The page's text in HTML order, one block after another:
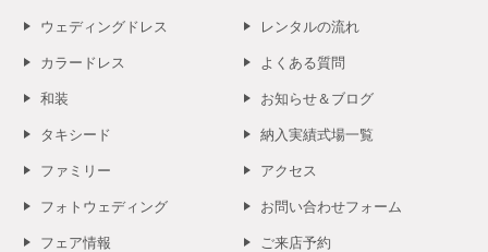
ウェディングドレス
カラードレス
和装
タキシード
ファミリー
フォトウェディング
フェア情報
レンタルの流れ
よくある質問
お知らせ＆ブログ
納入実績式場一覧
アクセス
お問い合わせフォーム
ご来店予約